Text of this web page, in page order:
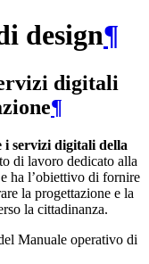
design¶
digitali
¶
i servizi digitali della
di lavoro dedicato alla
ha l’obiettivo di fornire
la progettazione e la
la cittadinanza.
Manuale operativo di